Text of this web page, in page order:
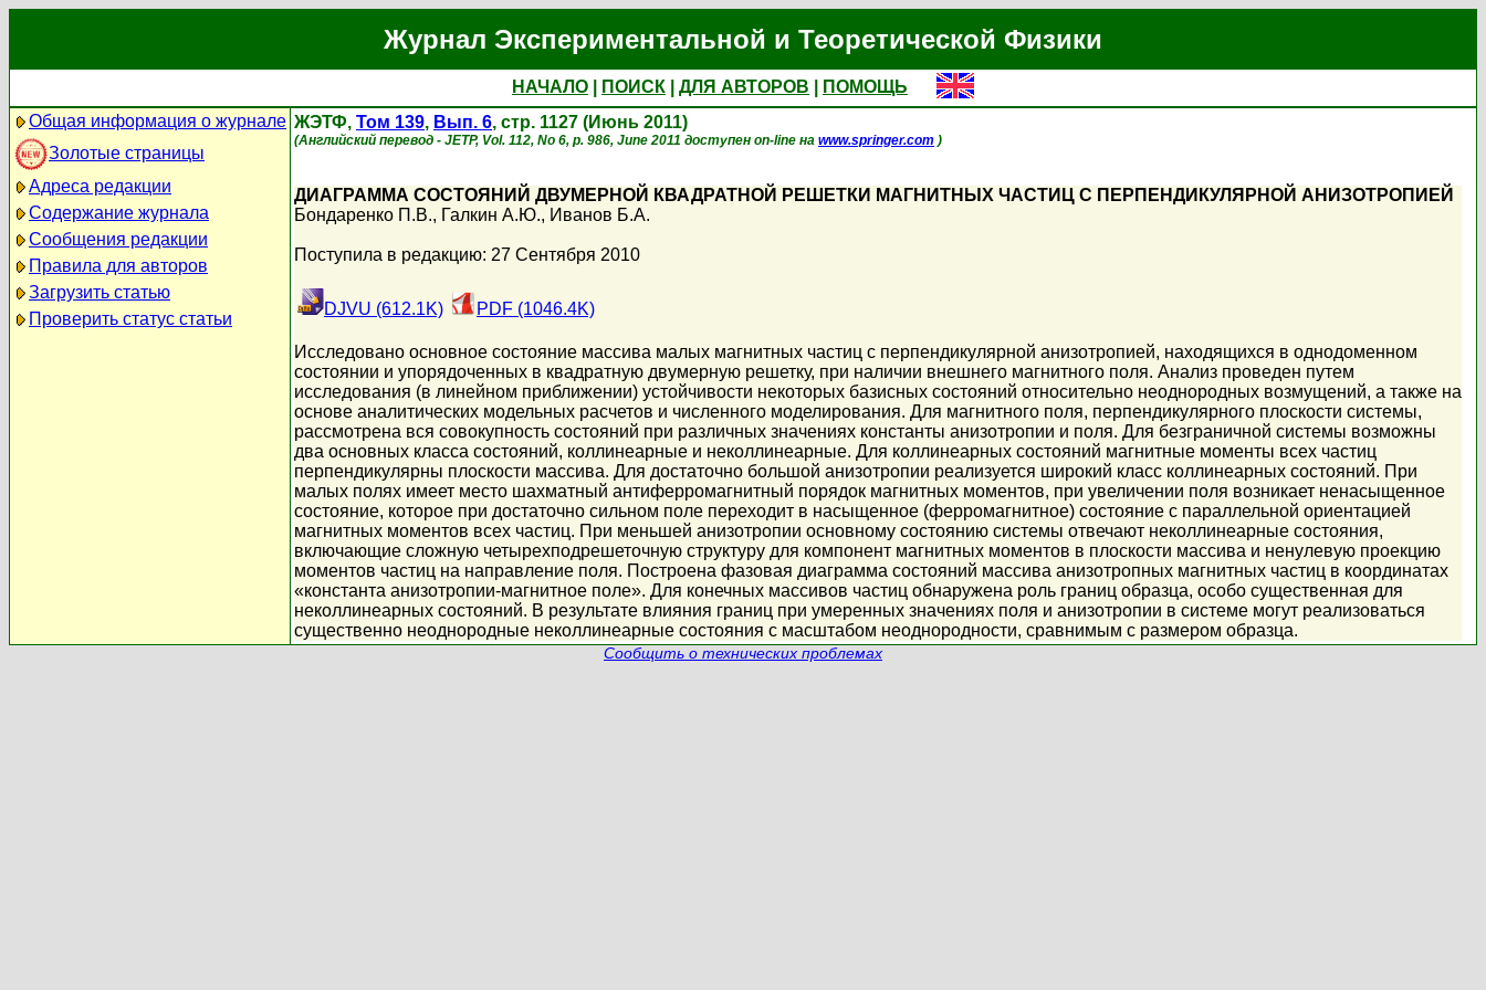
Журнал Экспериментальной и Теоретической Физики
НАЧАЛО ПОИСК ДЛЯ АВТОРОВ
ПОМОЩЬ
Общая информация о журнале
Золотые страницы
Адреса редакции
Содержание журнала
Сообщения редакции
Правила для авторов
Загрузить статью
Проверить статус статьи
ЖЭТФ, Том 139, Вып. 6, стр. 1127 (Июнь 2011)
(Английский перевод - JETP, Vol. 112, No 6, p. 986, June 2011 доступен on-line на www.springer.com )
ДИАГРАММА СОСТОЯНИЙ ДВУМЕРНОЙ КВАДРАТНОЙ РЕШЕТКИ МАГНИТНЫХ ЧАСТИЦ С ПЕРПЕНДИКУЛЯРНОЙ АНИЗОТРОПИЕЙ
Бондаренко П.В., Галкин А.Ю., Иванов Б.А.
Поступила в редакцию: 27 Сентября 2010
DJVU (612.1K) PDF (1046.4K)
Исследовано основное состояние массива малых магнитных частиц с перпендикулярной анизотропией, находящихся в однодоменном
состоянии и упорядоченных в квадратную двумерную решетку, при наличии внешнего магнитного поля. Анализ проведен путем
исследования (в линейном приближении) устойчивости некоторых базисных состояний относительно неоднородных возмущений, а также на
основе аналитических модельных расчетов и численного моделирования. Для магнитного поля, перпендикулярного плоскости системы,
рассмотрена вся совокупность состояний при различных значениях константы анизотропии и поля. Для безграничной системы возможны
два основных класса состояний, коллинеарные и неколлинеарные. Для коллинеарных состояний магнитные моменты всех частиц
перпендикулярны плоскости массива. Для достаточно большой анизотропии реализуется широкий класс коллинеарных состояний. При
малых полях имеет место шахматный антиферромагнитный порядок магнитных моментов, при увеличении поля возникает ненасыщенное
состояние, которое при достаточно сильном поле переходит в насыщенное (ферромагнитное) состояние с параллельной ориентацией
магнитных моментов всех частиц. При меньшей анизотропии основному состоянию системы отвечают неколлинеарные состояния,
включающие сложную четырехподрешеточную структуру для компонент магнитных моментов в плоскости массива и ненулевую проекцию
моментов частиц на направление поля. Построена фазовая диаграмма состояний массива анизотропных магнитных частиц в координатах
«константа анизотропии-магнитное поле». Для конечных массивов частиц обнаружена роль границ образца, особо существенная для
неколлинеарных состояний. В результате влияния границ при умеренных значениях поля и анизотропии в системе могут реализоваться
существенно неоднородные неколлинеарные состояния с масштабом неоднородности, сравнимым с размером образца.
Сообщить о технических проблемах